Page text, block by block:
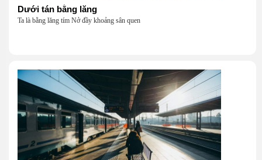
Dưới tán bằng lăng
Ta là bằng lăng tím Nở đầy khoảng sân quen